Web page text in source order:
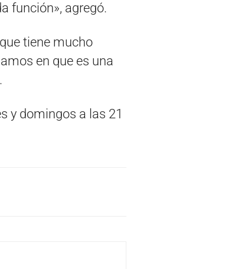
función», agregó.
tiene mucho
en que es una
y domingos a las 21